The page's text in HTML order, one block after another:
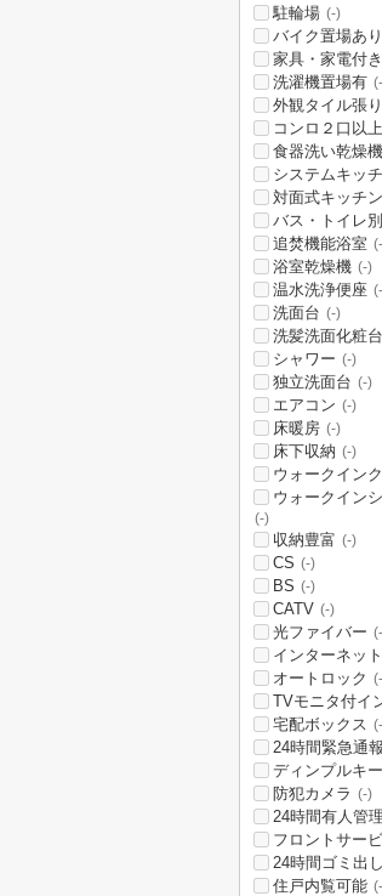
駐輪場 (-)
バイク置場あり
家具・家電付き
洗濯機置場有
外観タイル張り
コンロ２口以上
食器洗い乾燥機
システムキッ
対面式キッチン
バス・トイレ別
追焚機能浴室
浴室乾燥機 (-)
温水洗浄便座
洗面台 (-)
洗髪洗面化粧台
シャワー (-)
独立洗面台 (-)
エアコン (-)
床暖房 (-)
床下収納 (-)
ウォークイン
ウォークイン
(-)
収納豊富 (-)
CS (-)
BS (-)
CATV (-)
光ファイバー
インターネッ
オートロック
TVモニタ付イ
宅配ボックス
24時間緊急通
ディンプルキー
防犯カメラ (-)
24時間有人管理
フロントサー
24時間ゴミ出
住戸内覧可能